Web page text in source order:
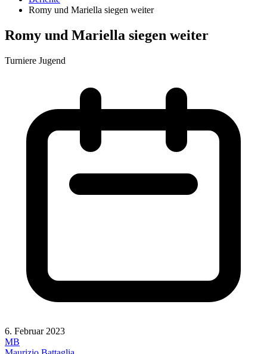
Romy und Mariella siegen weiter
Romy und Mariella siegen weiter
Turniere Jugend
6. Februar 2023
MB